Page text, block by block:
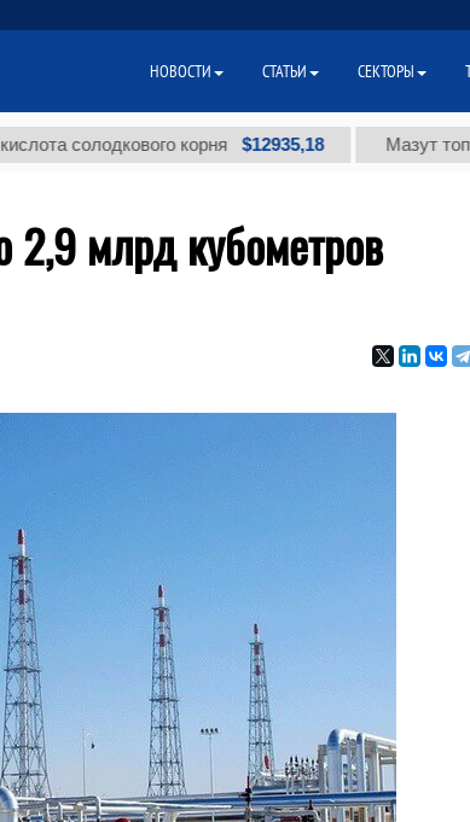
корня $12935,18 Мазут топочный
2,9 млрд кубометров
НОВОСТИ СТАТЬИ СЕКТОРЫ